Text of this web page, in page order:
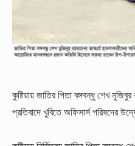
কুষ্টিয়ায় জাতির পিতা বঙ্গবন্ধু শেখ মুজিবুর
প্রতিবাদে খুবিতে অফিসার্স পরিষদের